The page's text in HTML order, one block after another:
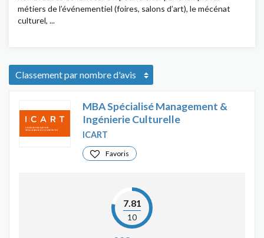
métiers de l’événementiel (foires, salons d’art), le mécénat
culturel, ...
MBA Spécialisé Management &
Ingénierie Culturelle
ICART
Favoris
7.81
10